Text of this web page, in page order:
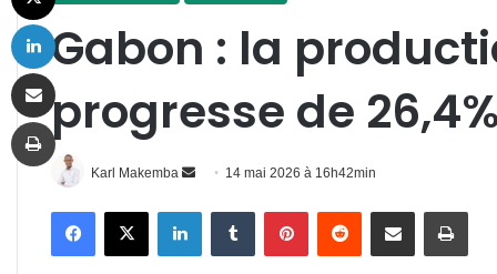
Gabon : la
progresse de
Karl Makemba
Envoyer
courriel
14 mai 2026 à 16h42min
FacebookX LinkedinTumblr PinterestReddit Partager par email
Imprimer